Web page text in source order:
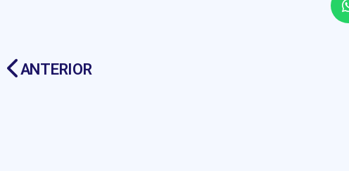
ANTERIOR